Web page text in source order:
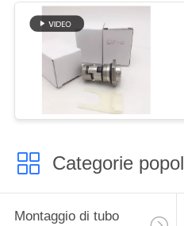
Categorie
Montaggio di tubo